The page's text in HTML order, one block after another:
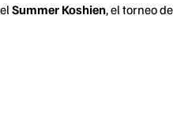
Summer Koshien, el torneo